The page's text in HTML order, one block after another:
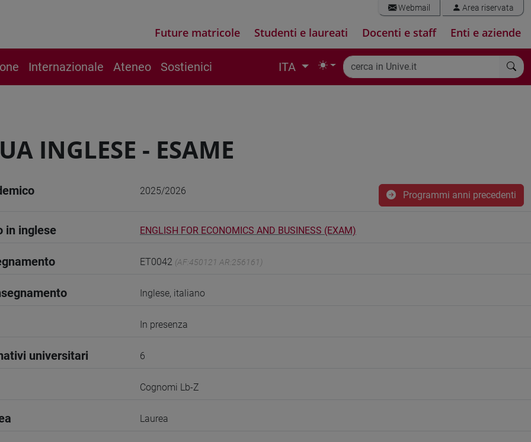
Webmail Area riservata
Future matricole Studenti e laureati Docenti e staff Enti e aziende
Internazionale Ateneo Sostienici ITA
INGLESE - ESAME
2025/2026 Programmi anni precedenti
in inglese ENGLISH FOR ECONOMICS AND BUSINESS (EXAM)
ET0042 (AF:450121 AR:256161)
Inglese, italiano
In presenza
universitari 6
Cognomi Lb-Z
Laurea